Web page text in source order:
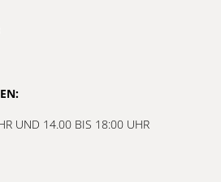
UND 14.00 BIS 18:00 UHR